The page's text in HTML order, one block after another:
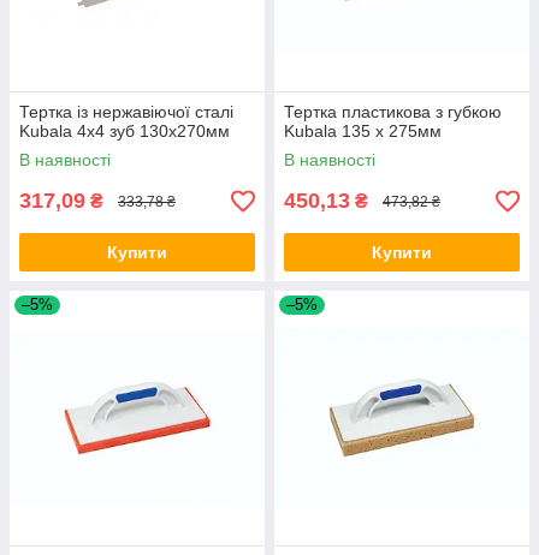
Тертка із нержавіючої сталі
Kubala 4х4 зуб 130х270мм
В наявності
317,09 ₴ 333,78 ₴
Купити
Тертка пластикова з губкою
Kubala 135 х 275мм
В наявності
450,13 ₴ 473,82 ₴
Купити
–5% –5%